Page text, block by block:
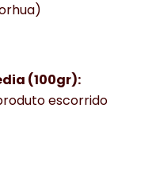
(100gr):
escorrido